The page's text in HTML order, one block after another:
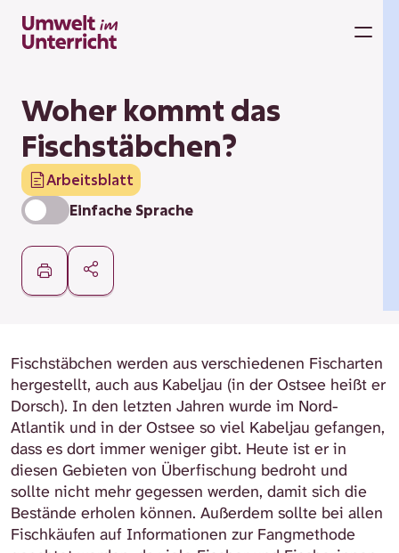
Inhalt
springen
Woher kommt das
Fischstäbchen?
Arbeitsblatt
Einfache Sprache
Fischstäbchen werden aus verschiedenen Fischarten
hergestellt, auch aus Kabeljau (in der Ostsee heißt er
Dorsch). In den letzten Jahren wurde im Nord-
Atlantik und in der Ostsee so viel Kabeljau gefangen,
dass es dort immer weniger gibt. Heute ist er in
diesen Gebieten von Überfischung bedroht und
sollte nicht mehr gegessen werden, damit sich die
Bestände erholen können. Außerdem sollte bei allen
Fischkäufen auf Informationen zur Fangmethode